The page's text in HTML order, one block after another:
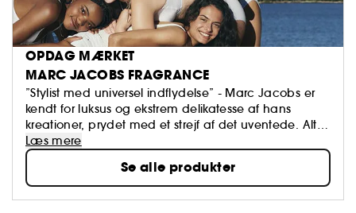
OPDAG MÆRKET
MARC JACOBS FRAGRANCE
”Stylist med universel indflydelse” - Marc Jacobs er
kendt for luksus og ekstrem delikatesse af hans
kreationer, prydet med et strejf af det uventede. Altid
på udkig efter nye udfordringer og en mulighed for
at udtrykke sit kreative talent, besluttede han at
udtrykke sin unikke stil i verden af dufte. "Duften,
ligesom mode, er dømt til at udtrykke en stærk
personlig stil" - Marc Jacobs.
Læs mere
Se alle produkter